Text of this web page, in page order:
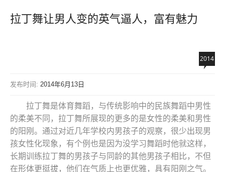
拉丁舞让男人变的英气逼人，富有魅力
2014
发布时间: 2014年6月13日
拉丁舞是体育舞蹈，与传统影响中的民族舞蹈中男性
的柔美不同，拉丁舞所展现的更多的是女性的柔美和男性
的阳刚。通过对近几年学校内男孩子的观察，很少出现男
孩女性化现象，有个例也是因为没学习舞蹈时他就这样，
长期训练拉丁舞的男孩子与同龄的其他男孩子相比，不但
在形体更挺拔，他们在气质上也更优雅，具有阳刚之气。